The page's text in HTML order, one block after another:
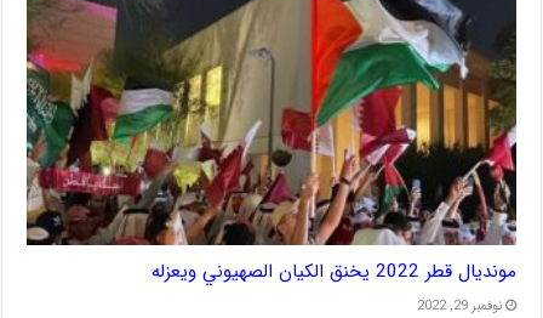
مونديال قطر 2022 يخنق الكيان الصهيوني ويعزله
نوفمبر 29, 2022